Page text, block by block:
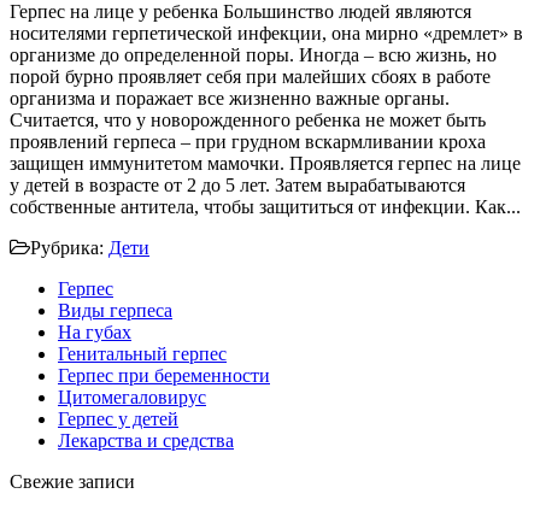
Герпес на лице у ребенка Большинство людей являются
носителями герпетической инфекции, она мирно «дремлет» в
организме до определенной поры. Иногда – всю жизнь, но
порой бурно проявляет себя при малейших сбоях в работе
организма и поражает все жизненно важные органы.
Считается, что у новорожденного ребенка не может быть
проявлений герпеса – при грудном вскармливании кроха
защищен иммунитетом мамочки. Проявляется герпес на лице
у детей в возрасте от 2 до 5 лет. Затем вырабатываются
собственные антитела, чтобы защититься от инфекции. Как...
Рубрика: Дети
Герпес
Виды герпеса
На губах
Генитальный герпес
Герпес при беременности
Цитомегаловирус
Герпес у детей
Лекарства и средства
Свежие записи